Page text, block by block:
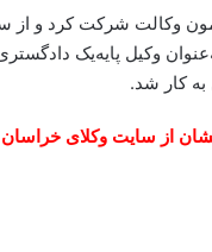
۲۸۱۹) به‌عنوان وکیل پایه‌یک
کار شد.
از سایت وکلای